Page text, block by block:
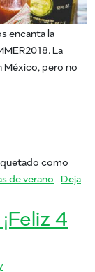
encanta la
La
México, pero no
como
de verano Deja
4